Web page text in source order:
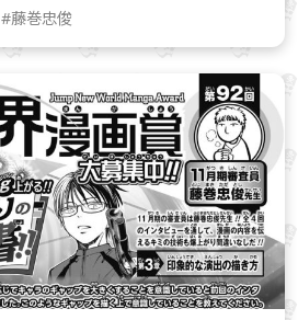
#藤巻忠俊